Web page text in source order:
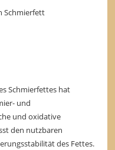
Schmierfett
Schmierfettes hat
und
und oxidative
den nutzbaren
des Fettes.